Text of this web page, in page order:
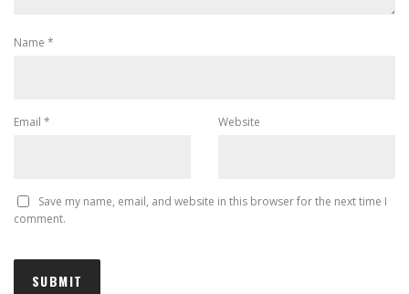
Name *
Email * Website
Save my name, email, and website in this browser for the next time I
comment.